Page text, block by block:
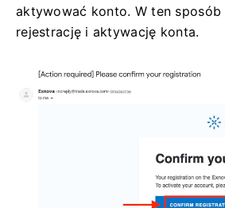
aktywować konto. W ten sposób
rejestrację i aktywację konta.